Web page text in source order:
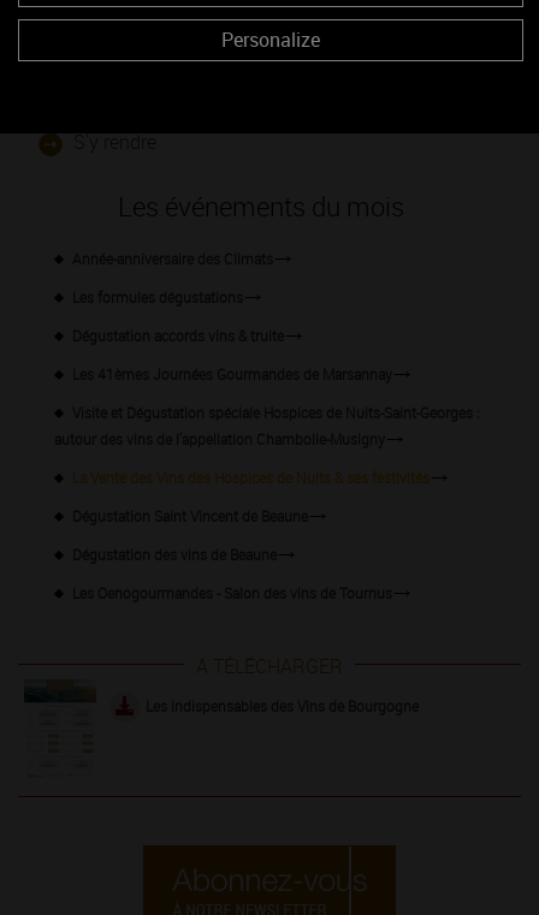
S'y rendre
Les événements du mois
La Vente des Vins des Hospices de Nuits & ses festivités
A TÉLÉCHARGER
Personalize